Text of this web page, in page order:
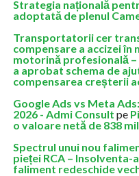
Strategia națională
adoptată de plenul
Transportatorii cer
compensare a accizei în
motorină profesională –
a aprobat schema de
compensarea creșterii
Google Ads vs Meta
2026 - Admi Consult pe
o valoare netă de 838
Spectrul unui nou
pieței RCA – Insolventa-
faliment redeschide